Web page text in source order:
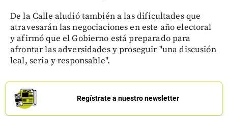
De la Calle aludió también a las dificultades que
atravesarán las negociaciones en este año electoral
y afirmó que el Gobierno está preparado para
afrontar las adversidades y proseguir "una discusión
leal, seria y responsable".
Regístrate a nuestro newsletter